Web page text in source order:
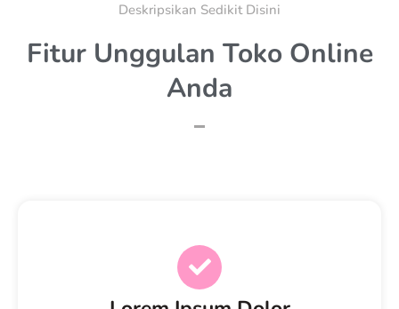
Deskripsikan Sedikit Disini
Fitur Unggulan Toko Online
Anda